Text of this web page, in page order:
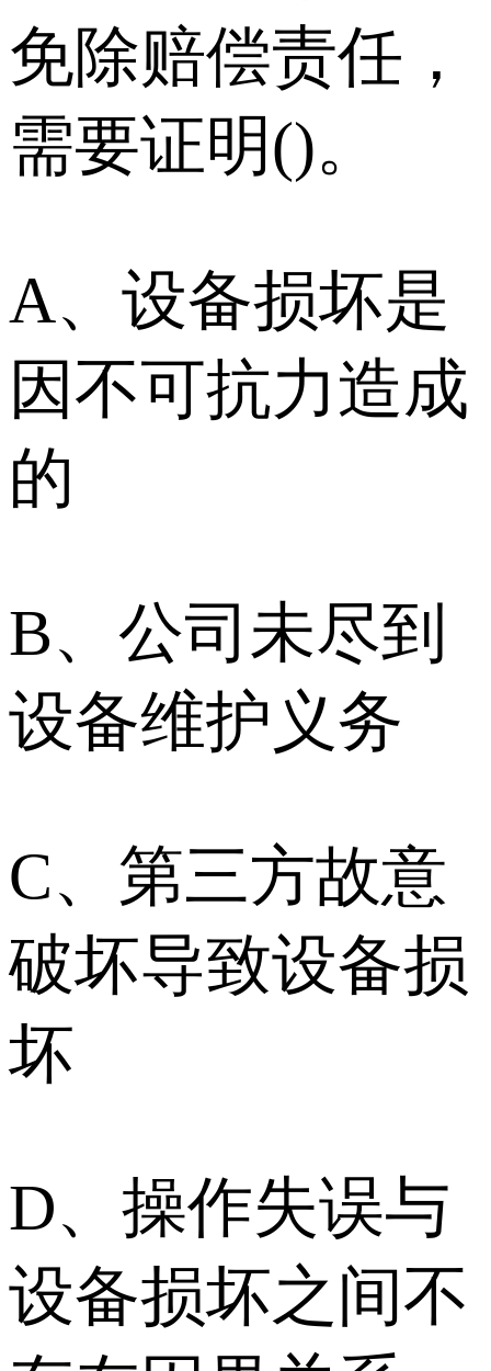
免除赔偿责任，
需要证明()。
A、设备损坏是
因不可抗力造成
的
B、公司未尽到
设备维护义务
C、第三方故意
破坏导致设备损
坏
D、操作失误与
设备损坏之间不